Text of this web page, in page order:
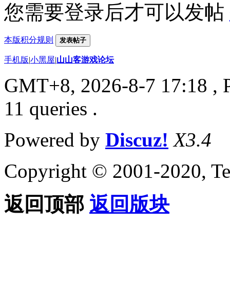
您需要登录后才可以发帖
本版积分规则 发表帖子
手机版|小黑屋|山山客游戏论坛
GMT+8, 2026-8-7 17:18 ,
11 queries .
Powered by Discuz! X3.4
Copyright © 2001-2020,
返回顶部 返回版块